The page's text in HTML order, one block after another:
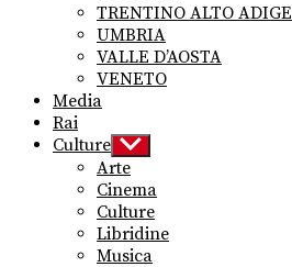
TRENTINO ALTO ADIGE
UMBRIA
VALLE D’AOSTA
VENETO
Media
Rai
Culture Show
sub
menu
Arte
Cinema
Culture
Libridine
Musica